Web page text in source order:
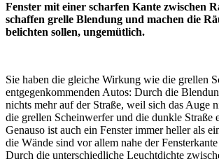
Fenster mit einer scharfen Kante zwischen
schaffen grelle Blendung und machen die
belichten sollen, ungemütlich.
Sie haben die gleiche Wirkung wie die grellen
entgegenkommenden Autos: Durch die
nichts mehr auf der Straße, weil sich das Auge
die grellen Scheinwerfer und die dunkle Straße
Genauso ist auch ein Fenster immer heller als
die Wände sind vor allem nahe der
Durch die unterschiedliche Leuchtdichte